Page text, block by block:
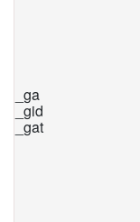
_ga
_gid
_gat